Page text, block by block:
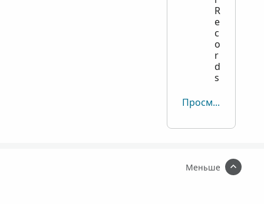
R
e
c
o
r
d
s
Просмотреть все
Меньше